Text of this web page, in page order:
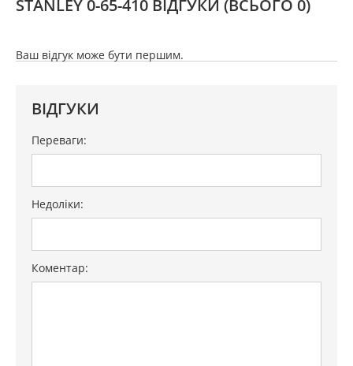
STANLEY 0-65-410 ВІДГУКИ (ВСЬОГО 0)
Ваш відгук може бути першим.
ВІДГУКИ
Переваги:
Недоліки:
Коментар: